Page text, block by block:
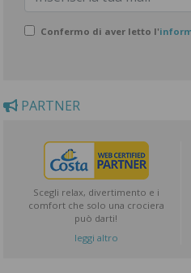
Confermo di aver letto l'
PARTNER
Scegli relax, divertimento e i
comfort che solo una crociera
può darti!
leggi altro